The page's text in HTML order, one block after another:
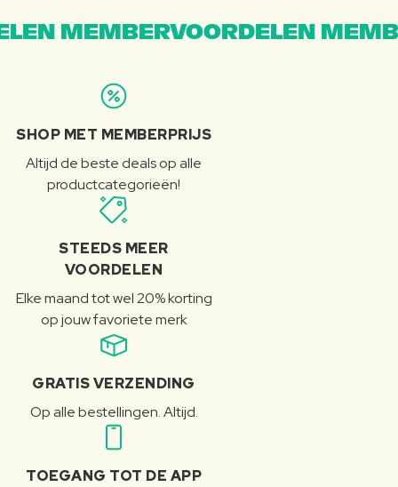
MEMBERVOORDELEN
SHOP MET MEMBERPRIJS
Altijd de beste deals op alle
productcategorieën!
STEEDS MEER
VOORDELEN
Elke maand tot wel 20% korting
op jouw favoriete merk
GRATIS VERZENDING
Op alle bestellingen. Altijd.
TOEGANG TOT DE APP